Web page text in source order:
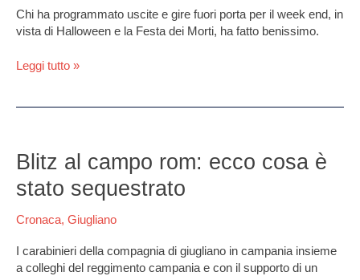
Chi ha programmato uscite e gire fuori porta per il week end, in
vista di Halloween e la Festa dei Morti, ha fatto benissimo.
week
end
sole.
Leggi tutto »
Blitz al campo rom: ecco cosa è
stato sequestrato
Cronaca, Giugliano
I carabinieri della compagnia di giugliano in campania insieme
a colleghi del reggimento campania e con il supporto di un
al
campo
rom:
cosa
stato
sequestrato